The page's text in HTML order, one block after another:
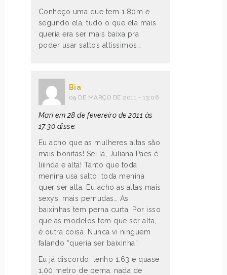
Conheço uma que tem 1.80m e
segundo ela, tudo o que ela mais
queria era ser mais baixa pra
poder usar saltos altíssimos…
Bia
09 DE MARÇO DE 2011 - 13:06
Mari em 28 de fevereiro de 2011 às
17:30 disse:
Eu acho que as mulheres altas são
mais bonitas! Sei lá, Juliana Paes é
liiinda e alta! Tanto que toda
menina usa salto: toda menina
quer ser alta. Eu acho as altas mais
sexys, mais pernudas… As
baixinhas tem perna curta. Por isso
que as modelos tem que ser alta,
é outra coisa. Nunca vi ninguem
falando “queria ser baixinha”
Eu já discordo, tenho 1.63 e quase
1.00 metro de perna. nada de